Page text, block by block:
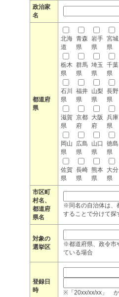
政治家
名
都道府
県
北海
道
青森
県
岩手
県
宮城
県
栃木
県
群馬
県
埼玉
県
千葉
県
石川
県
福井
県
山梨
県
長野
県
滋賀
県
京都
府
大阪
府
兵庫
県
岡山
県
広島
県
山口
県
徳島
県
佐賀
県
長崎
県
熊本
県
大分
県
市区町
村名、
都道府
県名
※同名の自治体は、
することで分けて探
対象の
選挙区
※都道府県、政令市
ている場合
登録日
時
※「20xx/xx/xx」